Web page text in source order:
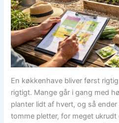
En køkkenhave bliver først
rigtigt. Mange går i gang med
planter lidt af hvert, og så
tomme pletter, for meget